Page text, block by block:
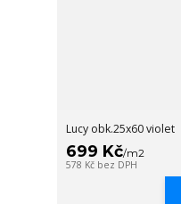
Lucy obk.25x60 violet
699 Kč/m2
578 Kč bez DPH